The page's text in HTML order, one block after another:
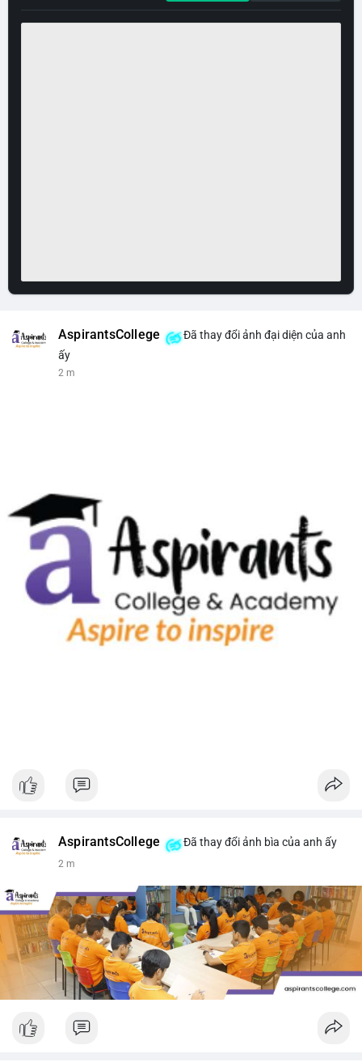
AspirantsCollege
Đã thay đổi ảnh đại diện của anh
ấy
2 m
AspirantsCollege Đã thay đổi ảnh bìa của anh ấy
2 m